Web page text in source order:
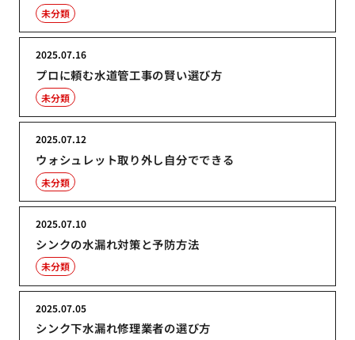
未分類
プロに頼む水道管工事の賢い選び方
2025.07.16
未分類
ウォシュレット取り外し自分でできる
2025.07.12
未分類
シンクの水漏れ対策と予防方法
2025.07.10
未分類
シンク下水漏れ修理業者の選び方
2025.07.05